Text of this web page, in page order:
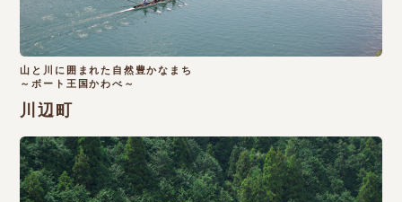
山と川に囲まれた自然豊かなまち
～ボート王国かわべ～
川辺町